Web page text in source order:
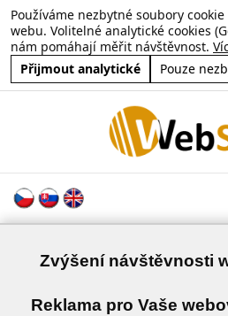
Používáme nezbytné soubory
webu. Volitelné analytické cookies
nám pomáhají měřit návštěvnost.
Přijmout analytické
Pouze
Zvýšení návštěvnosti
Reklama pro Vaše